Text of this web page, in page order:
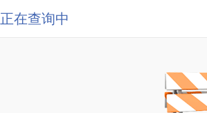
正在查询中